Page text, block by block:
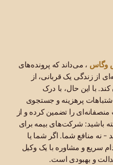
وگاس ، می‌داند که پرونده‌های
از زندگی یک قربانی، از
با این حال، با درک
اشتباهات پرهزینه و جستجوی
را تضمین کرده و از
باشید: شرکت‌های بیمه برای
نه منافع شما. اگر شما یا
سریع و مشاوره با یک وکیل
و بهبودی است.